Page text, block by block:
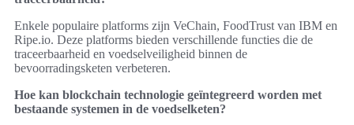
Enkele populaire platforms zijn VeChain, FoodTrust van IBM en
Ripe.io. Deze platforms bieden verschillende functies die de
traceerbaarheid en voedselveiligheid binnen de
bevoorradingsketen verbeteren.
Hoe kan blockchain technologie geïntegreerd worden met
bestaande systemen in de voedselketen?